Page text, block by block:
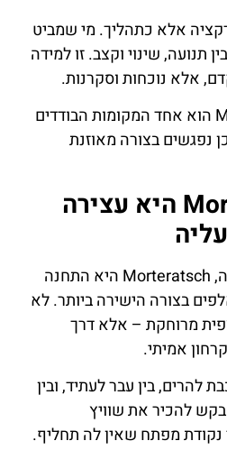
אלא כתהליך. מי שמביט
תנועה, שינוי וקצב. זו למידה
אלא נוכחות וסקרנות.
במובן הזה, Morteratsch הוא אחד המקומות הבודדים
נפגשים בצורה מאוזנת
למה Morteratsch היא עצירה
מבין כל תחנות קו ברנינה, Morteratsch היא התחנה
בצורה הישירה ביותר. לא
מרוחקת – אלא דרך
אמיתי.
להרים, בין עבר לעתיד, ובין
להכיר את שוויץ
נקודת מפתח שאין לה תחליף.